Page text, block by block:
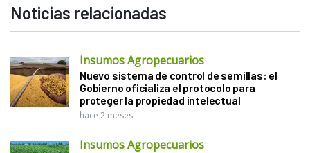
Noticias relacionadas
Insumos Agropecuarios
Nuevo sistema de control de semillas: el
Gobierno oficializa el protocolo para
proteger la propiedad intelectual
hace 2 meses
Insumos Agropecuarios